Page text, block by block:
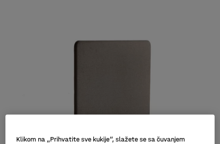
Klikom na „Prihvatite sve kukije“, slažete se sa čuvanjem